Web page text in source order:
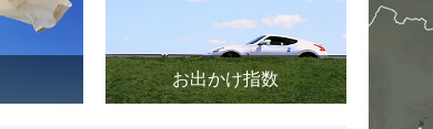
お出かけ指数